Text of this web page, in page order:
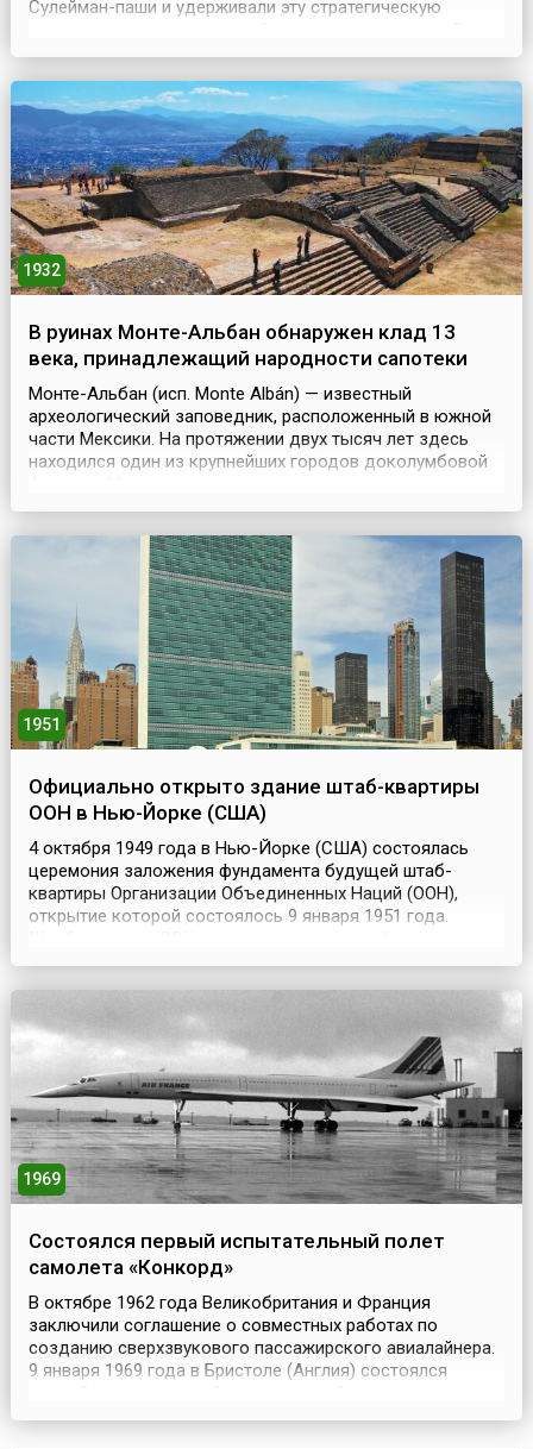
Сулейман-паши и удерживали эту стратегическую
время, когда русские насмерть стояли на Шипке,
стратегический пункт Плевну и несколько месяцев
сдерживала русск...
1932
В руинах Монте-Альбан обнаружен клад 13
века, принадлежащий народности сапотеки
Монте-Альбан (исп. Monte Albán) — известный
археологический заповедник, расположенный в южной
части Мексики. На протяжении двух тысяч лет здесь
находился один из крупнейших городов доколумбовой
не сохранила. Его сегодняшнее название — Монте-
протяжении многих веков скрывавшего развалины
1951
Официально открыто здание штаб-квартиры
ООН в Нью-Йорке (США)
4 октября 1949 года в Нью-Йорке (США) состоялась
церемония заложения фундамента будущей штаб-
квартиры Организации Объединенных Наций (ООН),
открытие которой состоялось 9 января 1951 года.
служат официальным офисом для основных рабочих
всего мира. В...
1969
Состоялся первый испытательный полет
самолета «Конкорд»
В октябре 1962 года Великобритания и Франция
заключили соглашение о совместных работах по
созданию сверхзвукового пассажирского авиалайнера.
9 января 1969 года в Бристоле (Англия) состоялся
название «Конкорд» (фр. Concorde).Первый серийный